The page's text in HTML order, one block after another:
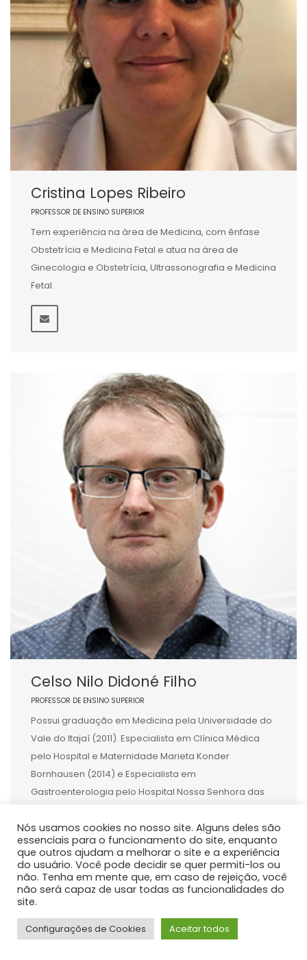
Cristina Lopes Ribeiro
PROFESSOR DE ENSINO SUPERIOR
Tem experiência na área de Medicina, com ênfase
Obstetrícia e Medicina Fetal e atua na área de
Ginecologia e Obstetrícia, Ultrassonografia e Medicina
Fetal.
Celso Nilo Didoné Filho
PROFESSOR DE ENSINO SUPERIOR
Possui graduação em Medicina pela Universidade do
Vale do Itajaí (2011). Especialista em Clínica Médica
pelo Hospital e Maternidade Marieta Konder
Bornhausen (2014) e Especialista em
Gastroenterologia pelo Hospital Nossa Senhora das
Hepatologia desde 2018. Mestre e Doutor em Medicina
Interna pelo Hospital de Clínicas da Universidade
Federal […]
Nós usamos cookies no nosso site. Alguns deles são
essenciais para o funcionamento do site, enquanto
que outros ajudam a melhorar o site e a experiência
do usuário. Você pode decidir se quer permiti-los ou
não. Tenha em mente que, em caso de rejeição, você
não será capaz de usar todas as funcionalidades do
site.
Configurações de Cookies Aceitar todos